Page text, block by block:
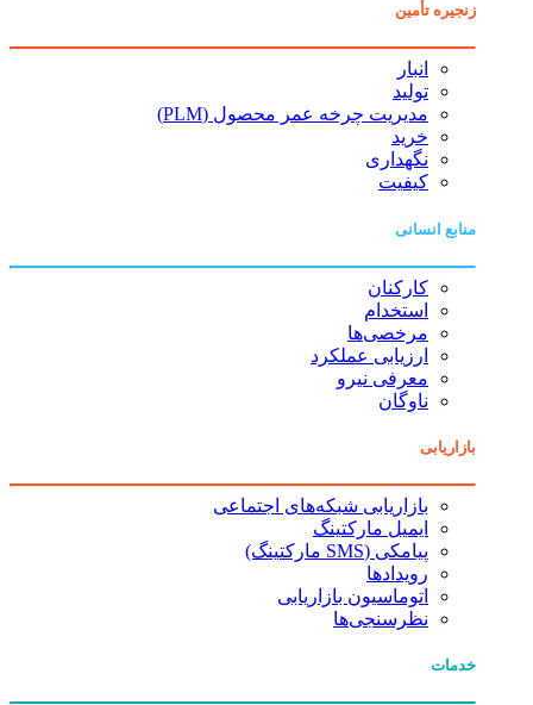
زنجیره تأمین
انبار
تولید
مدیریت چرخه عمر محصول (PLM)
خرید
نگهداری
کیفیت
منابع انسانی
کارکنان
استخدام
مرخصی‌ها
ارزیابی عملکرد
معرفی نیرو
ناوگان
بازاریابی
بازاریابی شبکه‌های اجتماعی
ایمیل مارکتینگ
پیامکی (SMS مارکتینگ)
رویدادها
اتوماسیون بازاریابی
نظرسنجی‌ها
خدمات